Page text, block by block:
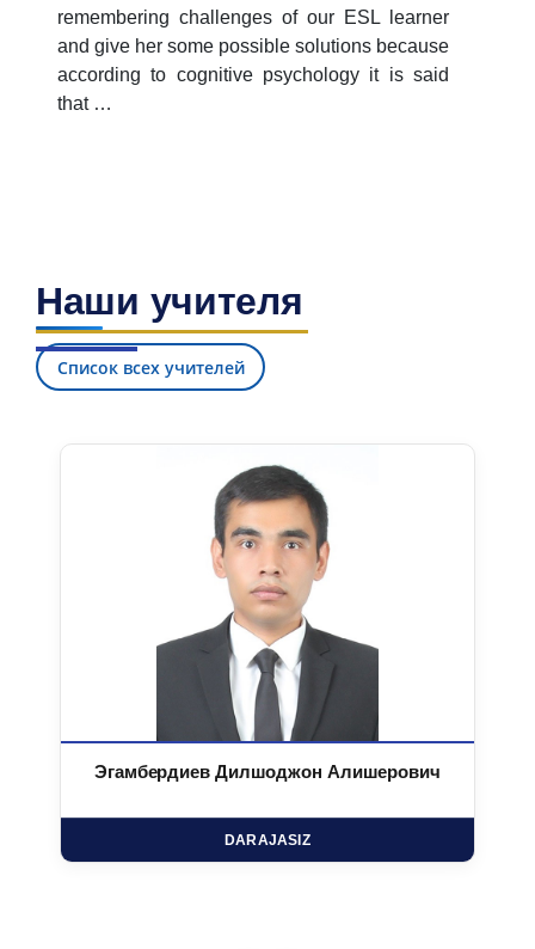
remembering challenges of our ESL learner
and give her some possible solutions because
according to cognitive psychology it is said
that …
Наши учителя
Список всех учителей
Эгамбердиев Дилшоджон Алишерович
DARAJASIZ